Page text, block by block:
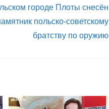
городе Плоты снесён
польско-советскому
братству по оружию